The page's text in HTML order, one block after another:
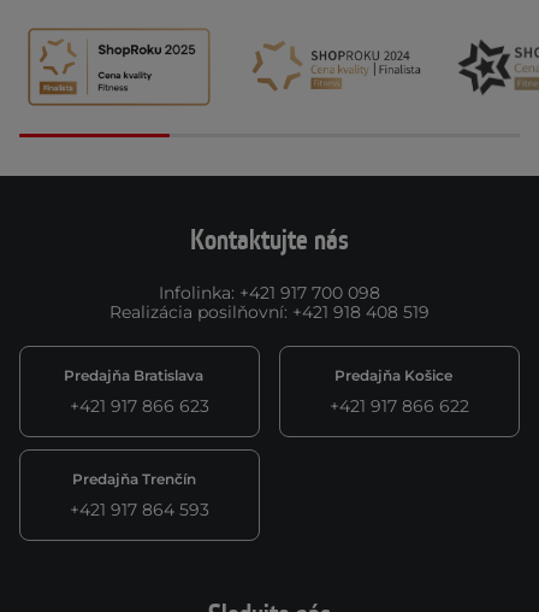
Kontaktujte nás
Infolinka: +421 917 700 098
Realizácia posilňovní: +421 918 408 519
Predajňa Bratislava
+421 917 866 623
Predajňa Košice
+421 917 866 622
Predajňa Trenčín
+421 917 864 593